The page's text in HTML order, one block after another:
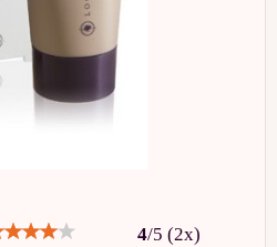
4/5 (2x)